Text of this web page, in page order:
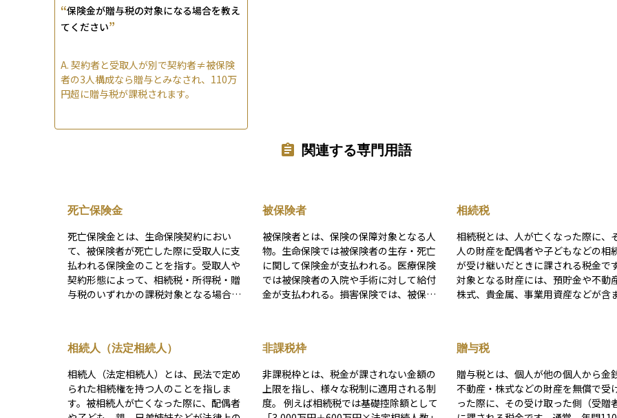
“保険金が贈与税の対象になる場合を教え
てください”
A. 契約者と受取人が別で契約者≠被保険
者の3人構成なら贈与とみなされ、110万
円超に贈与税が課税されます。
関連する専門用語
死亡保険金
死亡保険金とは、生命保険契約におい
て、被保険者が死亡した際に受取人に支
払われる保険金のことを指す。受取人や
契約形態によって、相続税・所得税・贈
与税のいずれかの課税対象となる場合が
被保険者
被保険者とは、保険の保障対象となる人
物。生命保険では被保険者の生存・死亡
に関して保険金が支払われる。医療保険
では被保険者の入院や手術に対して給付
金が支払われる。損害保険では、被保険
る生命保険契約において不可欠な要素
義務付けられている。
相続税
相続税とは、人が亡くなった際に、
人の財産を配偶者や子どもなどの相
が受け継いだときに課される税金です
対象となる財産には、預貯金や不動産
株式、貴金属、事業用資産などが含
の数」で計算される基礎控除があり、
りません。しかし、資産規模が大きい
合や相続人の数が少ない場合には、
対象となり、10％〜55％の累進税率
相続人（法定相続人）
相続人（法定相続人）とは、民法で定め
られた相続権を持つ人のことを指しま
す。被相続人が亡くなった際に、配偶者
非課税枠
非課税枠とは、税金が課されない金額の
上限を指し、様々な税制に適用される制
度。 例えば相続税では基礎控除額として
贈与税
贈与税とは、個人が他の個人から金
不動産・株式などの財産を無償で受
った際に、その受け取った側（受贈者